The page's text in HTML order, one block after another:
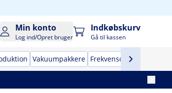
Min konto
Log ind/Opret bruger
Indkøbskurv
Gå til kassen
Vakuumpakkere Frekvensomformere